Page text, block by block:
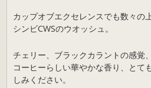
カップオブエクセレンスでも数々の
シンビCWSのウオッシュ。
チェリー、ブラックカラントの感覚
コーヒーらしい華やかな香り、とて
しみください。